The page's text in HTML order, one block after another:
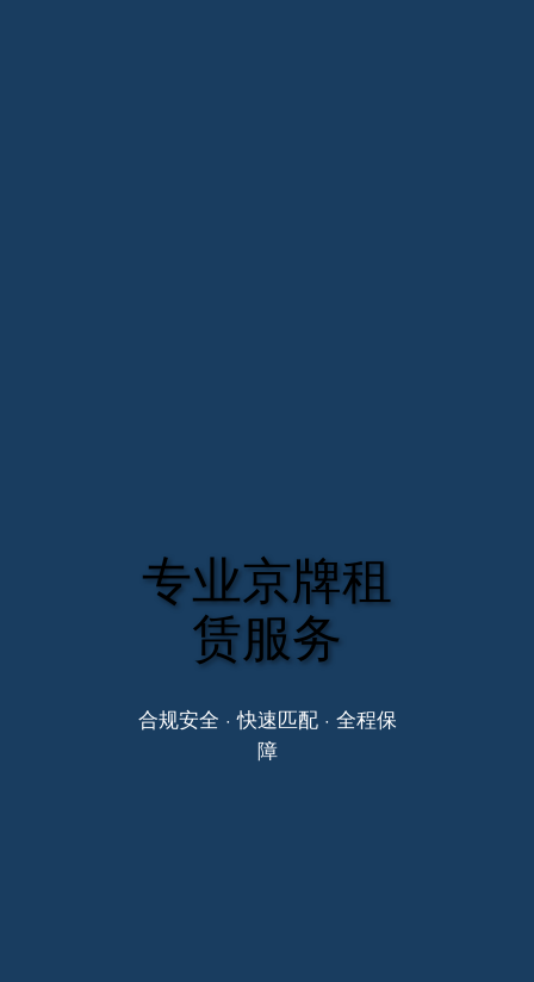
专业京牌租
赁服务
合规安全 · 快速匹配 · 全程保
障